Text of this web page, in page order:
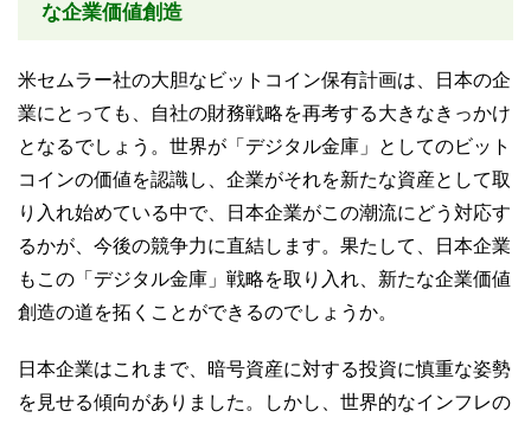
な企業価値創造
米セムラー社の大胆なビットコイン保有計画は、日本の企
業にとっても、自社の財務戦略を再考する大きなきっかけ
となるでしょう。世界が「デジタル金庫」としてのビット
コインの価値を認識し、企業がそれを新たな資産として取
り入れ始めている中で、日本企業がこの潮流にどう対応す
るかが、今後の競争力に直結します。果たして、日本企業
もこの「デジタル金庫」戦略を取り入れ、新たな企業価値
創造の道を拓くことができるのでしょうか。
日本企業はこれまで、暗号資産に対する投資に慎重な姿勢
を見せる傾向がありました。しかし、世界的なインフレの